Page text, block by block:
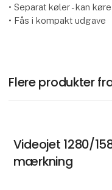
• Separat køler - kan
• Fås i kompakt udgave
Flere produkter
Videojet 1280/
mærkning